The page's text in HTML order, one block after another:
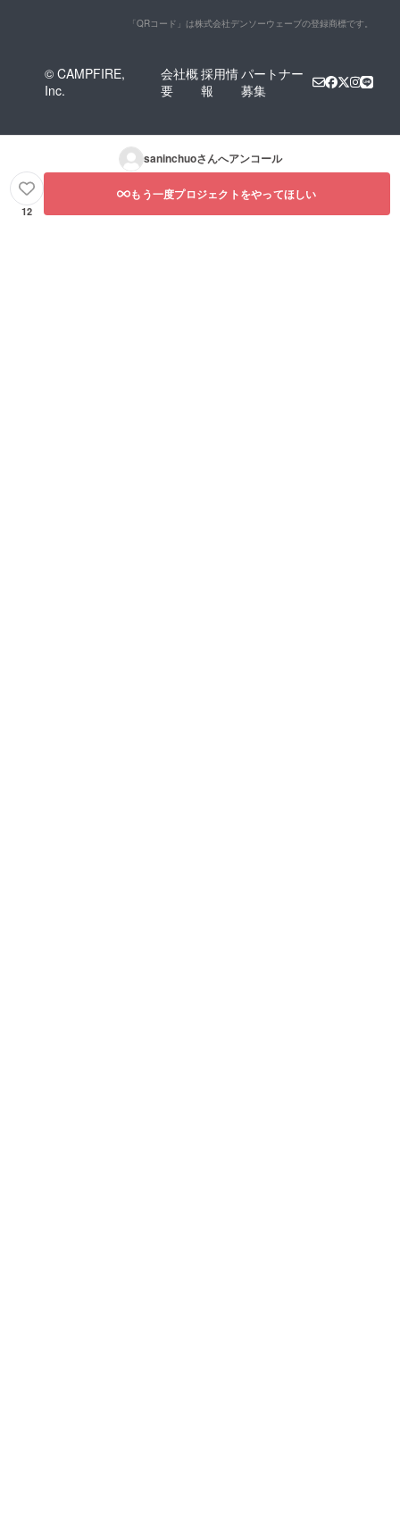
「QRコード」は株式会社デンソーウェーブの登録商標です。
© CAMPFIRE,
Inc.
会社概
要
採用情
報
パートナー
募集
saninchuoさんへアンコール
12
もう一度プロジェクトをやってほしい